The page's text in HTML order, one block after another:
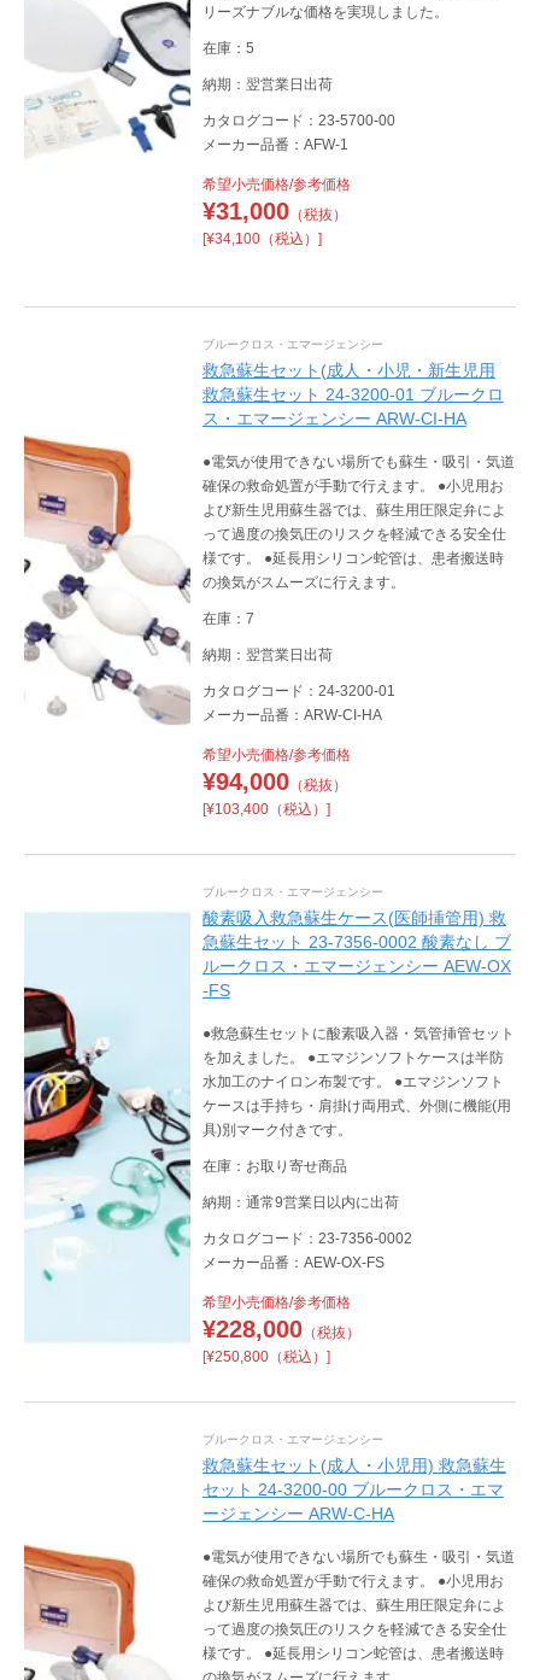
リーズナブルな価格を実現しました。
在庫：5
納期：翌営業日出荷
カタログコード：23-5700-00
メーカー品番：AFW-1
希望小売価格/参考価格
¥31,000（税抜）
[¥34,100（税込）]
ブルークロス・エマージェンシー
救急蘇生セット(成人・小児・新生児用
救急蘇生セット 24-3200-01 ブルークロ
ス・エマージェンシー ARW-CI-HA
●電気が使用できない場所でも蘇生・吸引・気道
確保の救命処置が手動で行えます。 ●小児用お
よび新生児用蘇生器では、蘇生用圧限定弁によ
って過度の換気圧のリスクを軽減できる安全仕
様です。 ●延長用シリコン蛇管は、患者搬送時
の換気がスムーズに行えます。
在庫：7
納期：翌営業日出荷
カタログコード：24-3200-01
メーカー品番：ARW-CI-HA
希望小売価格/参考価格
¥94,000（税抜）
[¥103,400（税込）]
ブルークロス・エマージェンシー
酸素吸入救急蘇生ケース(医師挿管用) 救
急蘇生セット 23-7356-0002 酸素なし ブ
ルークロス・エマージェンシー AEW-OX
-FS
●救急蘇生セットに酸素吸入器・気管挿管セット
を加えました。 ●エマジンソフトケースは半防
水加工のナイロン布製です。 ●エマジンソフト
ケースは手持ち・肩掛け両用式、外側に機能(用
具)別マーク付きです。
在庫：お取り寄せ商品
納期：通常9営業日以内に出荷
カタログコード：23-7356-0002
メーカー品番：AEW-OX-FS
希望小売価格/参考価格
¥228,000（税抜）
[¥250,800（税込）]
ブルークロス・エマージェンシー
救急蘇生セット(成人・小児用) 救急蘇生
セット 24-3200-00 ブルークロス・エマ
ージェンシー ARW-C-HA
●電気が使用できない場所でも蘇生・吸引・気道
確保の救命処置が手動で行えます。 ●小児用お
よび新生児用蘇生器では、蘇生用圧限定弁によ
って過度の換気圧のリスクを軽減できる安全仕
様です。 ●延長用シリコン蛇管は、患者搬送時